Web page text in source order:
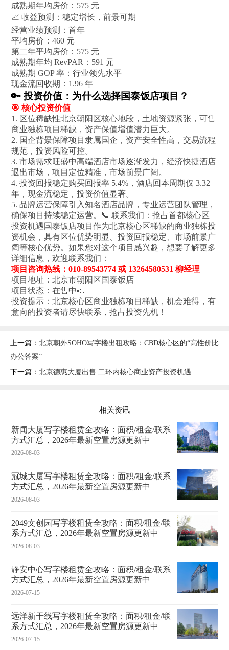
成熟期年均房价：575 元
📈 收益预测：稳定增长，前景可期
经营业绩预测：首年
平均房价：460 元
第二年平均房价：575 元
成熟期年均 RevPAR：591 元
成熟期 GOP 率：行业领先水平
现金流回收期：1.96 年
🔑 投资价值：为什么选择国泰饭店项目？
🎯 核心投资价值
1. 区位稀缺性北京朝阳区核心地段，土地资源紧张，可售
商业独栋项目稀缺，资产保值增值潜力巨大。
2. 国企背景保障项目隶属国企，资产安全性高，交易流程
规范，投资风险可控。
3. 市场需求旺盛中高端酒店市场逐渐发力，经济快捷酒店
退出市场，项目定位精准，市场前景广阔。
4. 投资回报稳定购买回报率 5.4%，酒店回本周期仅 3.32
年，现金流稳定，投资价值显著。
5. 品牌运营保障引入知名酒店品牌，专业运营团队管理，
确保项目持续稳定运营。📞 联系我们：抢占首都核心区
投资机遇国泰饭店项目作为北京核心区稀缺的商业独栋投
资机会，具有区位优势明显、投资回报稳定、市场前景广
阔等核心优势。如果您对这个项目感兴趣，想要了解更多
详细信息，欢迎联系我们：
项目咨询热线：010-89543774 或 13264580531 柳经理
项目地址：北京市朝阳区国泰饭店
项目状态：在售中📣
投资提示：北京核心区商业独栋项目稀缺，机会难得，有
意向的投资者请尽快联系，抢占投资先机！
上一篇： 北京朝外SOHO写字楼出租攻略：CBD核心区的“高性价比
办公答案”‌
下一篇： 北京德惠大厦出售:二环内核心商业资产投资机遇
相关资讯
新闻大厦写字楼租赁全攻略：面积/租金/联系
方式汇总，2026年最新空置房源更新中
2026-08-03
冠城大厦写字楼租赁全攻略：面积/租金/联系
方式汇总，2026年最新空置房源更新中
2026-08-03
2049文创园写字楼租赁全攻略：面积/租金/联
系方式汇总，2026年最新空置房源更新中
2026-08-03
静安中心写字楼租赁全攻略：面积/租金/联系
方式汇总，2026年最新空置房源更新中
2026-07-15
远洋新干线写字楼租赁全攻略：面积/租金/联
系方式汇总，2026年最新空置房源更新中
2026-07-15